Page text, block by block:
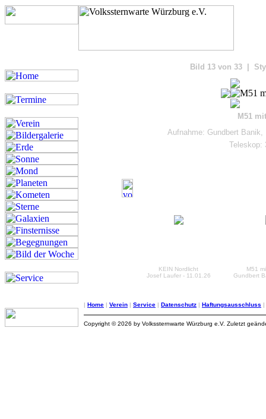
Bild 13 von 33 |
M51
Aufnahme: Gundbert
Teleskop:
KEIN Nordlicht
Josef Laufer - 11.01.26
M51
Gundbert
| Home | Verein | Service | Datenschutz | Haftungsausschluss |
Copyright © 2026 by Volkssternwarte Würzburg e.V. Zuletzt